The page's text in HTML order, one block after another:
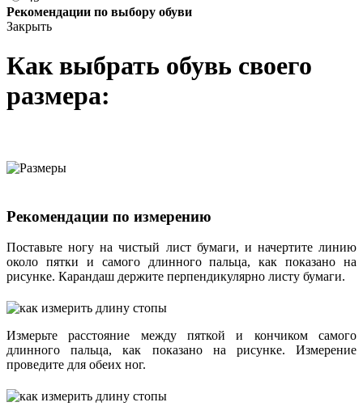
Рекомендации по выбору обуви
Закрыть
Как выбрать обувь своего
размера:
Рекомендации по измерению
Поставьте ногу на чистый лист бумаги, и начертите линию
около пятки и самого длинного пальца, как показано на
рисунке. Карандаш держите перпендикулярно листу бумаги.
Измерьте расстояние между пяткой и кончиком самого
длинного пальца, как показано на рисунке. Измерение
проведите для обеих ног.